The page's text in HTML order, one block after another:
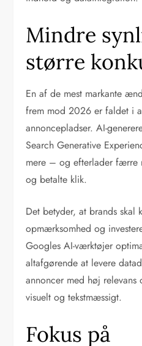
Mindre
større
En af de mest markante
frem mod 2026 er faldet i
annoncepladser. AI-
Search Generative
mere – og efterlader færre
og betalte klik.
Det betyder, at brands
opmærksomhed og
Googles AI-værktøjer
altafgørende at levere
annoncer med høj
visuelt og tekstmæssigt.
Fokus på